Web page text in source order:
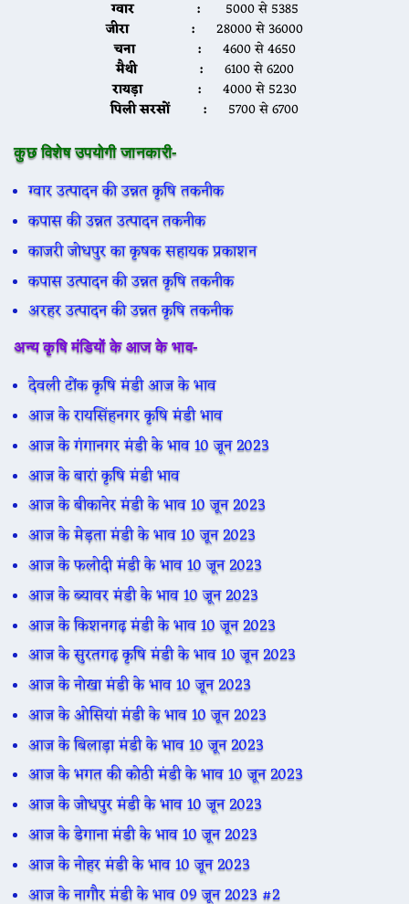
ग्वार :
5000 से 5385
जीरा :
28000 से 36000
चना : 4600 से 4650
मैथी :
6100 से 6200
रायड़ा :
4000 से 5230
पिली सरसों : 5700 से 6700
कुछ विशेष उपयोगी जानकारी-
ग्वार उत्पादन की उन्नत कृषि तकनीक
कपास की उन्नत उत्पादन तकनीक
काजरी जोधपुर का कृषक सहायक प्रकाशन
कपास उत्पादन की उन्नत कृषि तकनीक
अरहर उत्पादन की उन्नत कृषि तकनीक
अन्य कृषि मंडियों के आज के भाव-
देवली टोंक कृषि मंडी आज के भाव
आज के रायसिंहनगर कृषि मंडी भाव
आज के गंगानगर मंडी के भाव 10 जून 2023
आज के बारां कृषि मंडी भाव
आज के बीकानेर मंडी के भाव 10 जून 2023
आज के मेड़ता मंडी के भाव 10 जून 2023
आज के फलोदी मंडी के भाव 10 जून 2023
आज के ब्यावर मंडी के भाव 10 जून 2023
आज के किशनगढ़ मंडी के भाव 10 जून 2023
आज के सुरतगढ़ कृषि मंडी के भाव 10 जून 2023
आज के नोखा मंडी के भाव 10 जून 2023
आज के ओसियां मंडी के भाव 10 जून 2023
आज के बिलाड़ा मंडी के भाव 10 जून 2023
आज के भगत की कोठी मंडी के भाव 10 जून 2023
आज के जोधपुर मंडी के भाव 10 जून 2023
आज के डेगाना मंडी के भाव 10 जून 2023
आज के नोहर मंडी के भाव 10 जून 2023
आज के नागौर मंडी के भाव 09 जून 2023 #2